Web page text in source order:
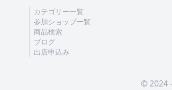
カテゴリー一覧
参加ショップ一覧
商品検索
ブログ
出店申込み
© 2024